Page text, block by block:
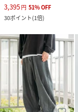
3,395円 51%OFF
30ポイント(1倍)